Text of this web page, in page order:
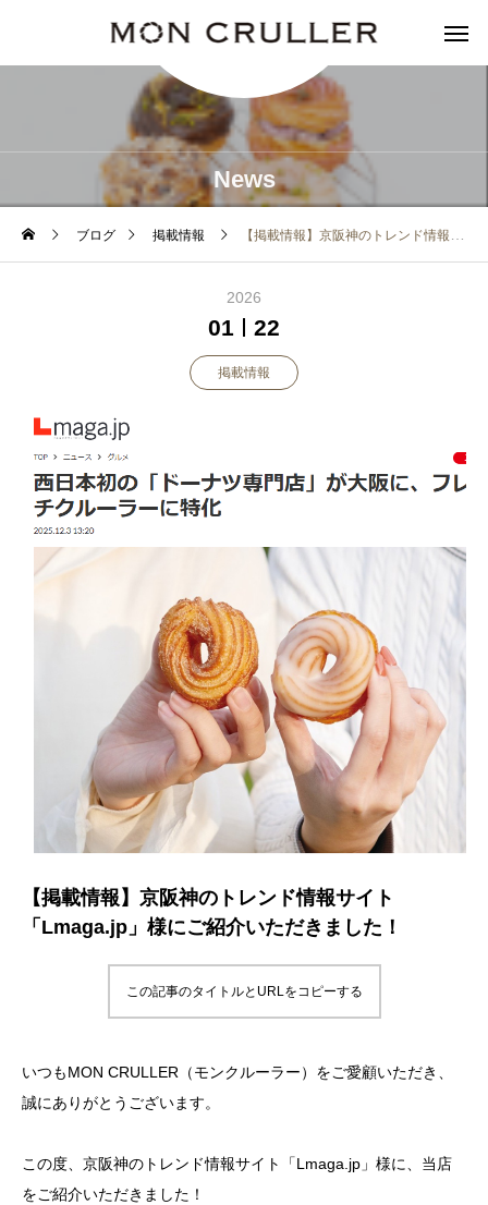
News
ブログ 掲載情報 【掲載情報】京阪神のトレンド情報サイト「Lmaga.jp」様にご紹介いただきました！
2026
01 22
掲載情報
【掲載情報】京阪神のトレンド情報サイト
「Lmaga.jp」様にご紹介いただきました！
この記事のタイトルとURLをコピーする
いつもMON CRULLER（モンクルーラー）をご愛顧いただき、
誠にありがとうございます。
この度、京阪神のトレンド情報サイト「Lmaga.jp」様に、当店
をご紹介いただきました！